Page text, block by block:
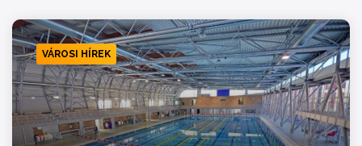
VÁROSI HÍREK